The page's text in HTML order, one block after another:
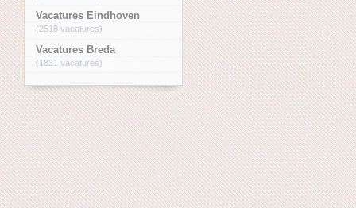
Vacatures Eindhoven
(2518 vacatures)
Vacatures Breda
(1831 vacatures)